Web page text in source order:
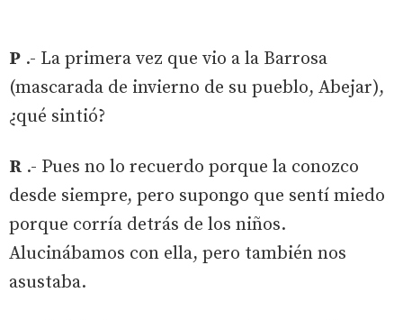
P .- La primera vez que vio a la Barrosa
(mascarada de invierno de su pueblo, Abejar),
¿qué sintió?
R .- Pues no lo recuerdo porque la conozco
desde siempre, pero supongo que sentí miedo
porque corría detrás de los niños.
Alucinábamos con ella, pero también nos
asustaba.